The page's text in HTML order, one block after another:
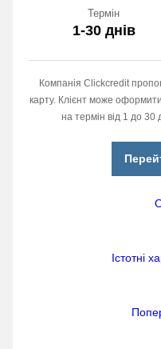
Термін
1-30 днів
Компанія Clickcredit
карту. Клієнт може
на термін від 1 до 30
Істотні